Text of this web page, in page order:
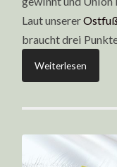
Laut unserer
braucht drei
Weiterlesen